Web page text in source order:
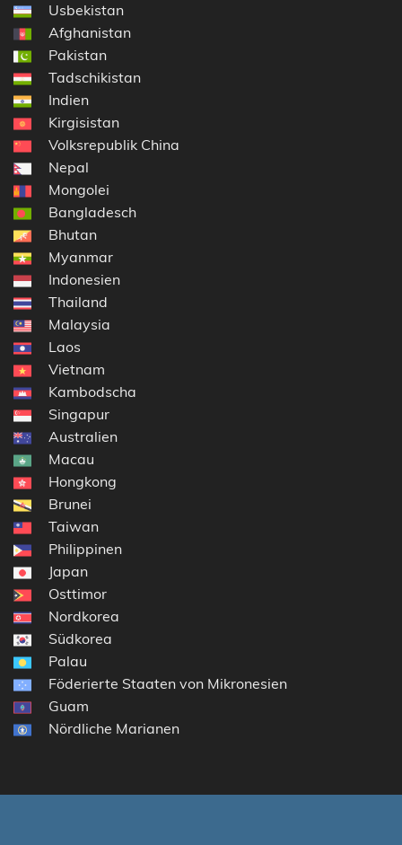
Usbekistan
Afghanistan
Pakistan
Tadschikistan
Indien
Kirgisistan
Volksrepublik China
Nepal
Mongolei
Bangladesch
Bhutan
Myanmar
Indonesien
Thailand
Malaysia
Laos
Vietnam
Kambodscha
Singapur
Australien
Macau
Hongkong
Brunei
Taiwan
Philippinen
Japan
Osttimor
Nordkorea
Südkorea
Palau
Föderierte Staaten von Mikronesien
Guam
Nördliche Marianen